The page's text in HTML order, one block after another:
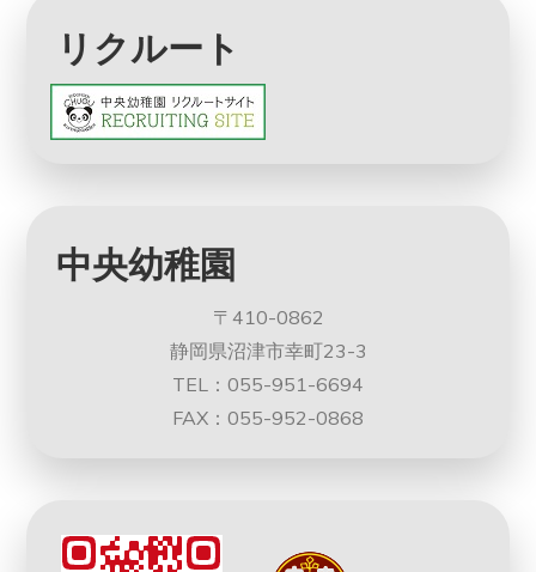
リクルート
中央幼稚園
〒410-0862
静岡県沼津市幸町23-3
TEL：055-951-6694
FAX：055-952-0868